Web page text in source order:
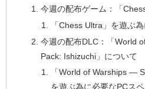
今週の配布ゲーム：「
「Chess Ultra」を遊ぶ
今週の配布DLC：「World
Pack: Ishizuchi」について
「World of Warships —
を遊ぶ為に必要なPCス